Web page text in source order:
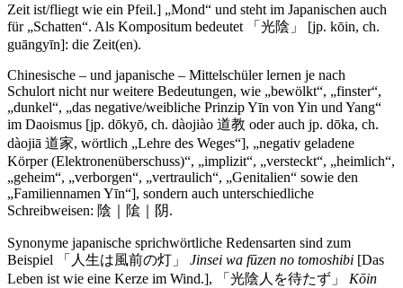
Zeit ist/fliegt wie ein Pfeil.] „Mond“ und steht im Japanischen auch
für „Schatten“. Als Kompositum bedeutet 「光陰」 [jp. kōin, ch.
guāngyīn]: die Zeit(en).
Chinesische – und japanische – Mittelschüler lernen je nach
Schulort nicht nur weitere Bedeutungen, wie „bewölkt“, „finster“,
„dunkel“, „das negative/weibliche Prinzip Yīn von Yin und Yang“
im Daoismus [jp. dōkyō, ch. dàojiào 道教 oder auch jp. dōka, ch.
dàojiā 道家, wörtlich „Lehre des Weges“], „negativ geladene
Körper (Elektronenüberschuss)“, „implizit“, „versteckt“, „heimlich“,
„geheim“, „verborgen“, „vertraulich“, „Genitalien“ sowie den
„Familiennamen Yīn“], sondern auch unterschiedliche
Schreibweisen: 陰｜隂｜阴.
Synonyme japanische sprichwörtliche Redensarten sind zum
Beispiel 「人生は風前の灯」 Jinsei wa fūzen no tomoshibi [Das
Leben ist wie eine Kerze im Wind.], 「光陰人を待たず」 Kōin